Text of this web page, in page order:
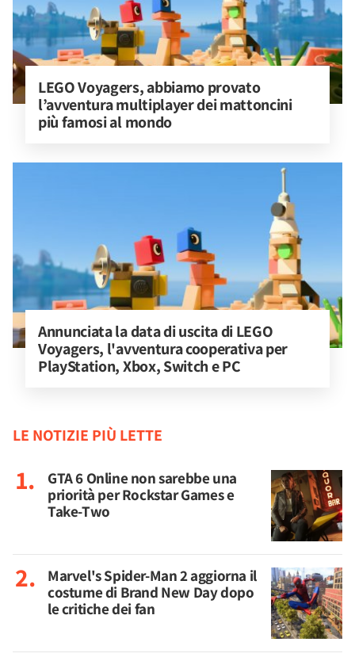
LEGO Voyagers, abbiamo provato
l’avventura multiplayer dei mattoncini
più famosi al mondo
Annunciata la data di uscita di LEGO
Voyagers, l'avventura cooperativa per
PlayStation, Xbox, Switch e PC
LE NOTIZIE PIÙ LETTE
GTA 6 Online non sarebbe una
priorità per Rockstar Games e
Take-Two
Marvel's Spider-Man 2 aggiorna il
costume di Brand New Day dopo
le critiche dei fan